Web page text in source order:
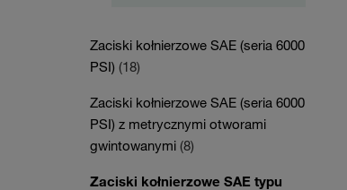
Zaciski kołnierzowe SAE (seria 6000
PSI) (18)
Zaciski kołnierzowe SAE (seria 6000
PSI) z metrycznymi otworami
gwintowanymi (8)
Zaciski kołnierzowe SAE typu